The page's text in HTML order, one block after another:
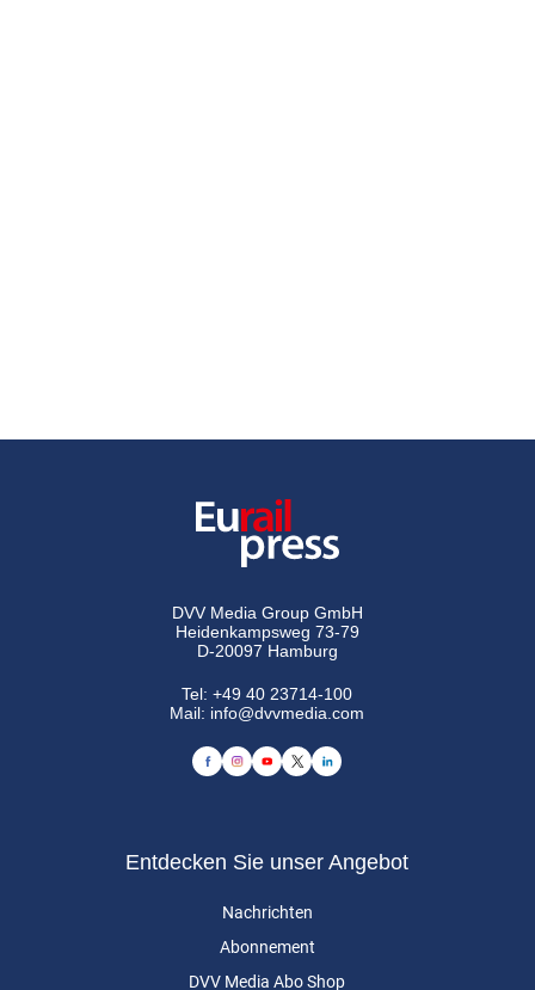
DVV Media Group GmbH
Heidenkampsweg 73-79
D-20097 Hamburg
Tel:+49 40 23714-100
Mail: info@dvvmedia.com
Entdecken Sie unser Angebot
Nachrichten
Abonnement
DVV Media Abo Shop